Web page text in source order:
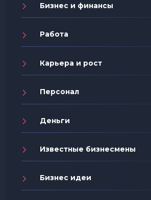
Бизнес и финансы
Работа
Карьера и рост
Персонал
Деньги
Известные бизнесмены
Бизнес идеи